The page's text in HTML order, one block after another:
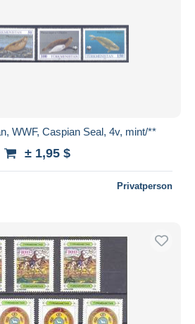
WWF, Caspian Seal, 4v, mint/**
± 1,95 $
Privatperson